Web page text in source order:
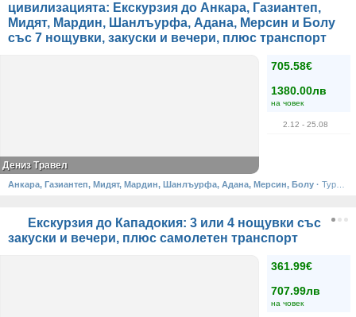
цивилизацията: Екскурзия до Анкара, Газиантеп,
Мидят, Мардин, Шанлъурфа, Адана, Мерсин и Болу
със 7 нощувки, закуски и вечери, плюс транспорт
705.58€
1380.00лв
на човек
2.12 - 25.08
Дениз Травел
Анкара, Газиантеп, Мидят, Мардин, Шанлъурфа, Адана, Мерсин, Болу · Турция
Екскурзия до Кападокия: 3 или 4 нощувки със
закуски и вечери, плюс самолетен транспорт
361.99€
707.99лв
на човек